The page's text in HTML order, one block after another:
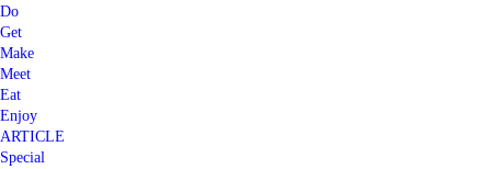
Do
Get
Make
Meet
Eat
Enjoy
ARTICLE
Special